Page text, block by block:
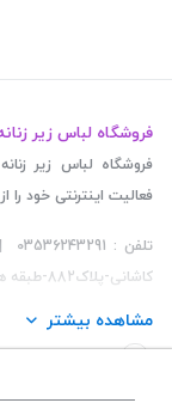
فروشگاه لباس زیر
فروشگاه لباس زیر
فعالیت اینترنتی خود را از سال 1402 آغاز
کاشانی-پلاک882-طبقه همکف
مشاهده بیشتر